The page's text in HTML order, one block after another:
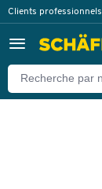
Clients professionnels
Clients particuliers
Retour